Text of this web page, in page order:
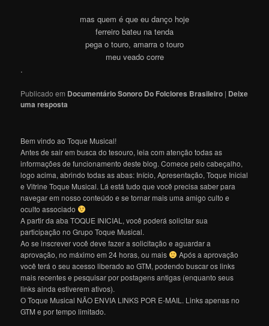
mas quem é que eu danço hoje
ferreiro bateu na tenda
pega o touro, amarra o touro
meu veado corre
.
Publicado em Documentário Sonoro Do Folclores Brasileiro | Deixe
uma resposta
Bem vindo ao Toque Musical!
Antes de sair em busca do tesouro, leia com atenção todas as
informações de funcionamento deste blog. Comece pelo cabeçalho,
logo acima, abrindo todas as abas: Início, Apresentação, Toque Inicial
e Vitrine Toque Musical. Lá está tudo que você precisa saber para
navegar em nosso conteúdo e se tornar mais uma amigo culto e
oculto associado
A partir da aba TOQUE INICIAL, você poderá solicitar sua
participação no Grupo Toque Musical.
Ao se inscrever você deve fazer a solicitação e aguardar a
aprovação, no máximo em 24 horas, ou mais
Após a aprovação
você terá o seu acesso liberado ao GTM, podendo buscar os links
mais recentes e pesquisar por postagens antigas (enquanto seus
links ainda estiverem ativos).
O Toque Musical NÃO ENVIA LINKS POR E-MAIL. Links apenas no
GTM e por tempo limitado.